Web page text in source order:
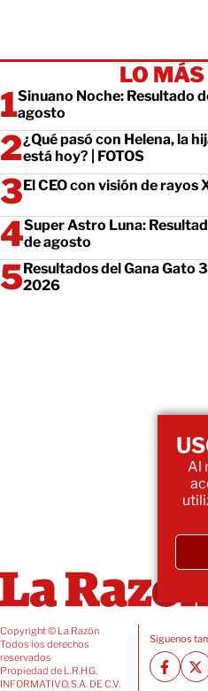
LO
Sinuano Noche: Resultado
agosto
¿Qué pasó con Helena, la
está hoy? | FOTOS
El CEO con visión de rayos
Super Astro Luna:
de agosto
Resultados del Gana Gato
2026
Copyright © La Razón
Todos los derechos
reservados
Propiedad de L.R.H.G.
INFORMATIVO, S.A. DE C.V.
Siguenos
Al